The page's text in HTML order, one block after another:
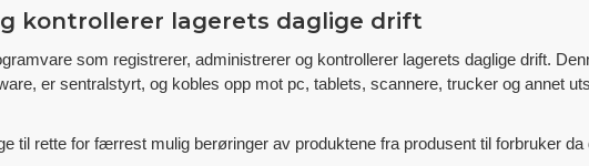
kontrollerer lagerets daglige drift
som registrerer, administrerer og kontrollerer lagerets daglige drift.
er sentralstyrt, og kobles opp mot pc, tablets, scannere, trucker og annet
til rette for færrest mulig berøringer av produktene fra produsent til forbruker da